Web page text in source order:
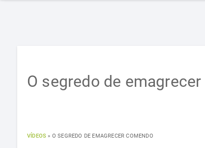
O segredo de
VÍDEOS » O SEGREDO DE EMAGRECER COMENDO